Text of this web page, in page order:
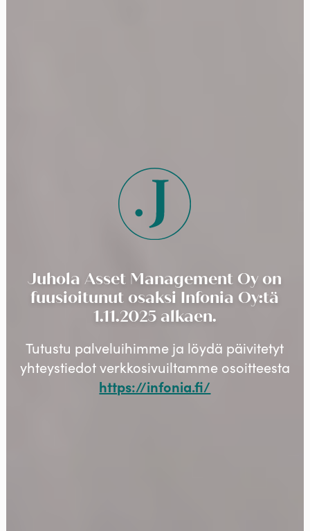
Juhola Asset Management Oy on
fuusioitunut osaksi Infonia Oy:tä
1.11.2025 alkaen.
Tutustu palveluihimme ja löydä päivitetyt
yhteystiedot verkkosivuiltamme osoitteesta
https://infonia.fi/